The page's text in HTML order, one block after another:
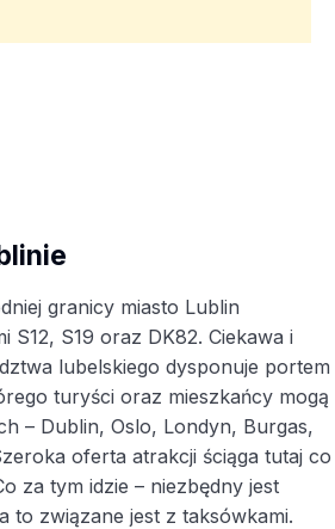
granicy miasto Lublin
S12, S19 oraz DK82. Ciekawa i
lubelskiego dysponuje portem
turyści oraz mieszkańcy mogą
– Dublin, Oslo, Londyn, Burgas,
oferta atrakcji ściąga tutaj co
za tym idzie – niezbędny jest
to związane jest z taksówkami.